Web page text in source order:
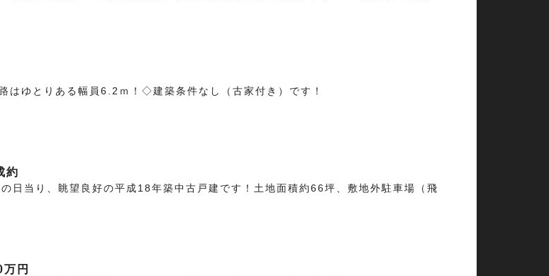
ゆとりある幅員6.2ｍ！◇建築条件なし（古家付き）です！
約
日当り、眺望良好の平成18年築中古戸建です！土地面積約66坪、敷地外駐車場（飛
円